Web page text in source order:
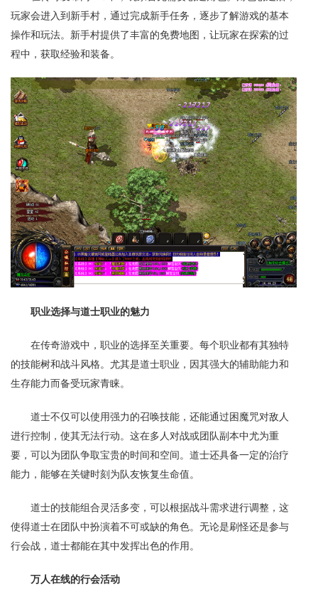
玩家会进入到新手村，通过完成新手任务，逐步了解游戏的基本
操作和玩法。新手村提供了丰富的免费地图，让玩家在探索的过
程中，获取经验和装备。
职业选择与道士职业的魅力
在传奇游戏中，职业的选择至关重要。每个职业都有其独特
的技能树和战斗风格。尤其是道士职业，因其强大的辅助能力和
生存能力而备受玩家青睐。
道士不仅可以使用强力的召唤技能，还能通过困魔咒对敌人
进行控制，使其无法行动。这在多人对战或团队副本中尤为重
要，可以为团队争取宝贵的时间和空间。道士还具备一定的治疗
能力，能够在关键时刻为队友恢复生命值。
道士的技能组合灵活多变，可以根据战斗需求进行调整，这
使得道士在团队中扮演着不可或缺的角色。无论是刷怪还是参与
行会战，道士都能在其中发挥出色的作用。
万人在线的行会活动